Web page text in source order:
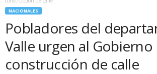
NACIONALES
Pobladores del
Valle urgen al Gobierno
construcción de calle